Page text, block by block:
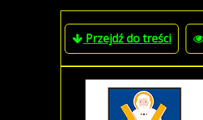
Przejdź do treści